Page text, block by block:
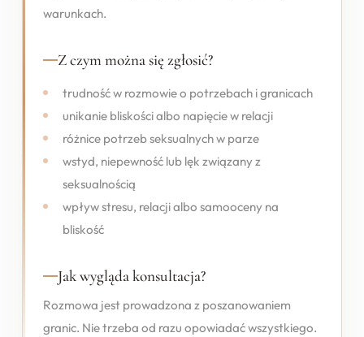
warunkach.
Z czym można się zgłosić?
trudność w rozmowie o potrzebach i granicach
unikanie bliskości albo napięcie w relacji
różnice potrzeb seksualnych w parze
wstyd, niepewność lub lęk związany z
seksualnością
wpływ stresu, relacji albo samooceny na
bliskość
Jak wygląda konsultacja?
Rozmowa jest prowadzona z poszanowaniem
granic. Nie trzeba od razu opowiadać wszystkiego.